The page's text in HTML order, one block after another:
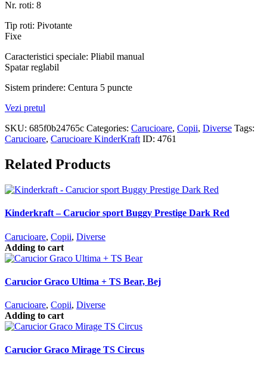
Nr. roti: 8
Tip roti: Pivotante
Fixe
Caracteristici speciale: Pliabil manual
Spatar reglabil
Sistem prindere: Centura 5 puncte
Vezi pretul
SKU: 685f0b24765c Categories: Carucioare, Copii, Diverse Tags:
Carucioare, Carucioare KinderKraft ID: 4761
Related Products
Kinderkraft – Carucior sport Buggy Prestige Dark Red
Carucioare, Copii, Diverse
Adding to cart
Carucior Graco Ultima + TS Bear, Bej
Carucioare, Copii, Diverse
Adding to cart
Carucior Graco Mirage TS Circus